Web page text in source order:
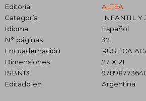
Editorial
ALTEA
Categoría
INFANTIL Y
Idioma
Español
N° páginas
32
Encuadernación
RÚSTICA
Dimensiones
27 X 21
ISBN13
Editado en
Argentina